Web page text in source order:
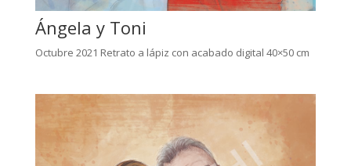
Ángela y Toni
Octubre 2021 Retrato a lápiz con acabado digital 40×50 cm